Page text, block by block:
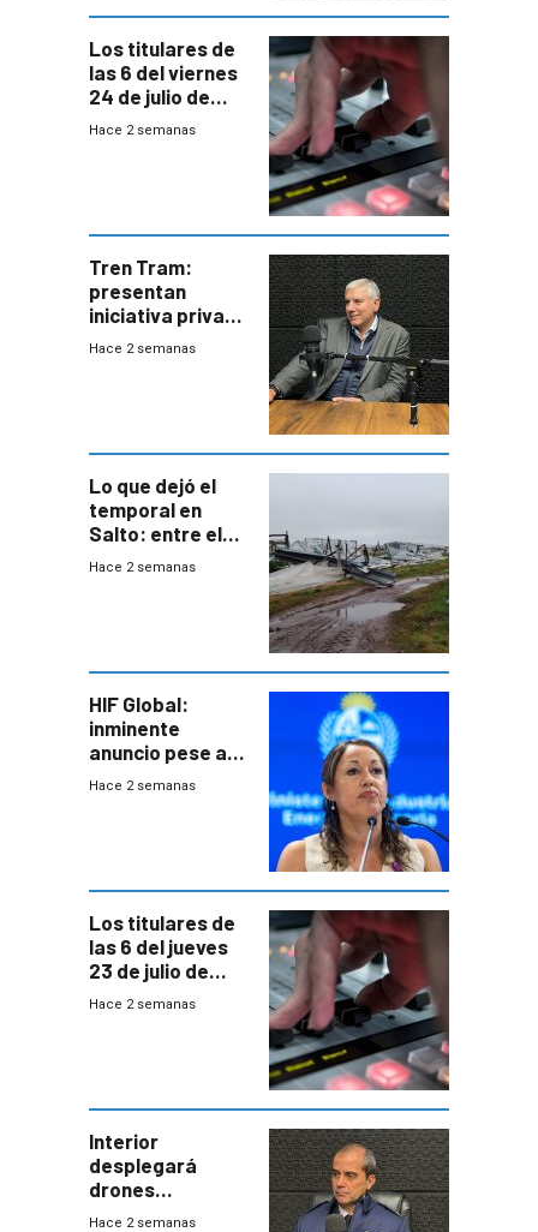
Los titulares de
las 6 del viernes
24 de julio de
2026
Hace 2 semanas
Tren Tram:
presentan
iniciativa privada
para una red de
Hace 2 semanas
Lo que dejó el
temporal en
Salto: entre el
impacto
Hace 2 semanas
HIF Global:
inminente
anuncio pese a
declaración de
gobierno
Hace 2 semanas
Los titulares de
las 6 del jueves
23 de julio de
2026
Hace 2 semanas
Interior
desplegará
drones
autónomos para
Hace 2 semanas